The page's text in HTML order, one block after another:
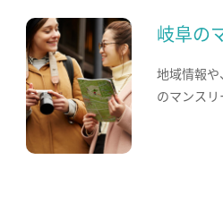
岐阜の
地域情報
のマンスリ